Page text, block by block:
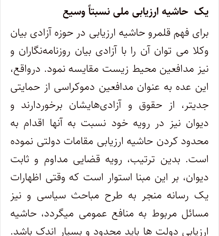
یک حاشیه ارزیابی ملی نسبتاً وسیع
برای فهم قلمرو حاشیه ارزیابی در حوزه آزادی بیان
وکلا می توان آن را با آزادی بیان روزنامهنگاران و
نیز مدافعین محیط زیست مقایسه نمود. درواقع،
این عده به عنوان مدافعین دموکراسی از حمایتی
جدیتر، از حقوق و آزادیهایشان برخوردارند و
دیوان نیز در رویه خود نسبت به آنها اقدام به
محدود کردن حاشیه ارزیابی مقامات دولتی نموده
است. بدین ترتیب، رویه قضایی مداوم و ثابت
دیوان، بر این مبنا استوار است که وقتی اظهارات
یک رسانه منجر به طرح مباحث سیاسی و نیز
مسائل مربوط به منافع عمومی میگردد، حاشیه
ارزیابی دولت ها باید محدود و بسیار اندک باشد.